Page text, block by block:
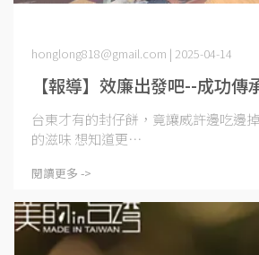
【報導】效廉出發吧--成功傳
honglong818@gmail.com | 2025-04-14
台東才有的封仔餅，竟讓威許邊吃邊
的滋味 想知道更⋯
閱讀更多 ->